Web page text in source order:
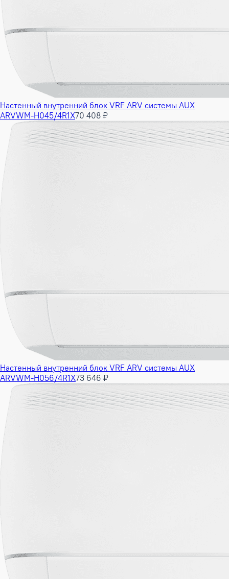
Настенный внутренний блок VRF ARV системы AUX
ARVWM-H045/4R1X70 408 ₽
Настенный внутренний блок VRF ARV системы AUX
ARVWM-H056/4R1X73 646 ₽